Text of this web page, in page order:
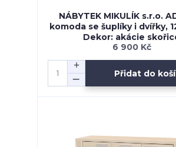
NÁBYTEK MIKULÍK s.r.o.
komoda se šuplíky i dvířky,
Dekor: akácie
6 900 Kč
Přidat do